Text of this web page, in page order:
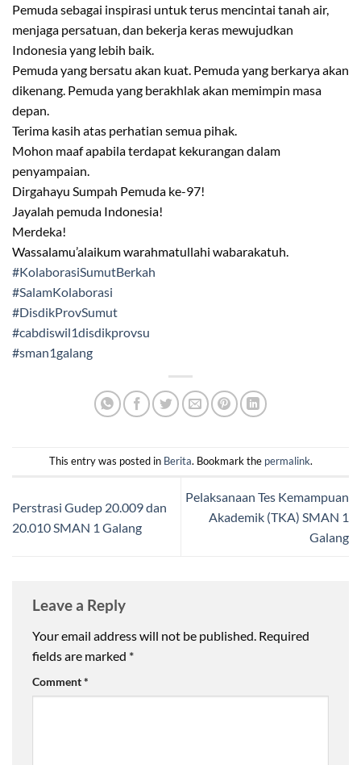
Pemuda sebagai inspirasi untuk terus mencintai tanah air,
menjaga persatuan, dan bekerja keras mewujudkan
Indonesia yang lebih baik.
Pemuda yang bersatu akan kuat. Pemuda yang berkarya akan
dikenang. Pemuda yang berakhlak akan memimpin masa
depan.
Terima kasih atas perhatian semua pihak.
Mohon maaf apabila terdapat kekurangan dalam
penyampaian.
Dirgahayu Sumpah Pemuda ke-97!
Jayalah pemuda Indonesia!
Merdeka!
Wassalamu’alaikum warahmatullahi wabarakatuh.
#KolaborasiSumutBerkah
#SalamKolaborasi
#DisdikProvSumut
#cabdiswil1disdikprovsu
#sman1galang
This entry was posted in Berita. Bookmark the permalink.
Perstrasi Gudep 20.009 dan
20.010 SMAN 1 Galang
Pelaksanaan Tes Kemampuan
Akademik (TKA) SMAN 1
Galang
Leave a Reply
Your email address will not be published. Required
fields are marked *
Comment*